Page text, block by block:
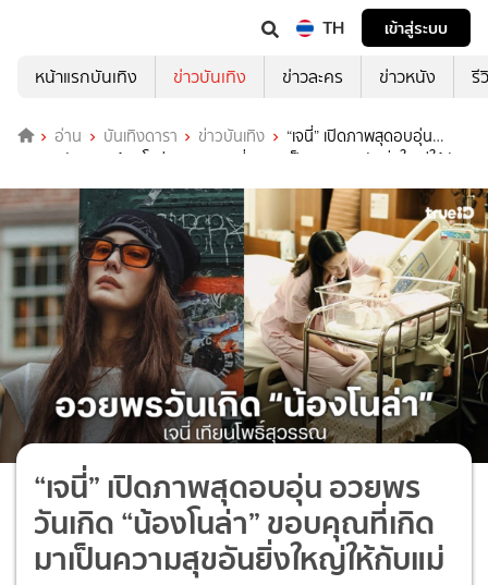
TH
เข้าสู่ระบบ
หน้าแรกบันเทิง
ข่าวบันเทิง ข่าวละคร ข่าวหนัง รี
อ่าน บันเทิงดารา ข่าวบันเทิง
“เจนี่” เปิดภาพสุดอบอุ่น
อวยพรวันเกิด “น้องโนล่า” ขอบคุณที่เกิดมาเป็นความสุขอันยิ่งใหญ่ให้กับ
“เจนี่” เปิดภาพสุดอบอุ่น อวยพร
วันเกิด “น้องโนล่า” ขอบคุณที่เกิด
มาเป็นความสุขอันยิ่งใหญ่ให้กับแม่